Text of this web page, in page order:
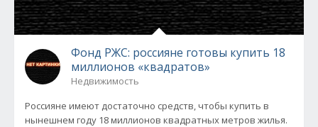
Фонд РЖС: россияне готовы купить 18
миллионов «квадратов»
Недвижимость
Россияне имеют достаточно средств, чтобы купить в
нынешнем году 18 миллионов квадратных метров жилья.